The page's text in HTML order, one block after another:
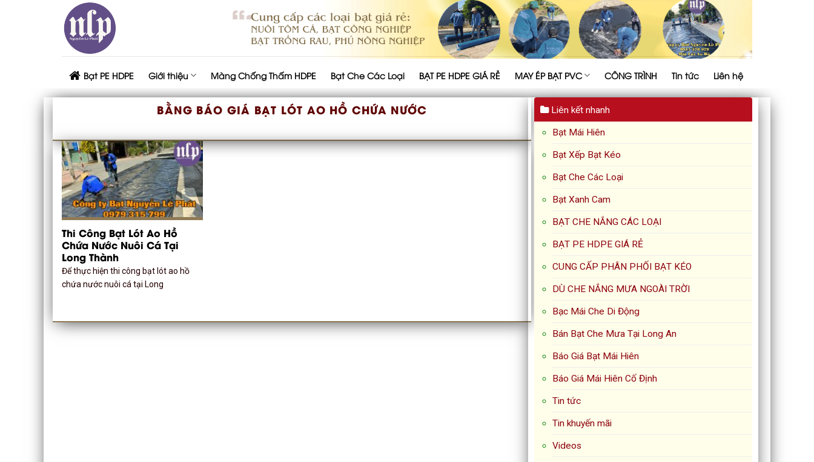
Bạt PE HDPE Giới thiệu Màng Chống Thấm HDPE Bạt Che Các Loại BẠT PE HDPE GIÁ RẺ MAY ÉP BẠT PVC CÔNG TRÌNH Tin tức Liên hệ
BẰNG BÁO GIÁ BẠT LÓT AO HỒ CHỨA NƯỚC
Thi Công Bạt Lót Ao Hồ
Chứa Nước Nuôi Cá Tại
Long Thành
Để thực hiện thi công bạt lót ao hồ
chứa nước nuôi cá tại Long
Liên kết nhanh
Bạt Mái Hiên
Bạt Xếp Bạt Kéo
Bạt Che Các Loại
Bạt Xanh Cam
BẠT CHE NẮNG CÁC LOẠI
BẠT PE HDPE GIÁ RẺ
CUNG CẤP PHÂN PHỐI BẠT KÉO
DÙ CHE NẮNG MƯA NGOÀI TRỜI
Bạc Mái Che Di Động
Bán Bạt Che Mưa Tại Long An
Báo Giá Bạt Mái Hiên
Báo Giá Mái Hiên Cố Định
Tin tức
Tin khuyến mãi
Videos